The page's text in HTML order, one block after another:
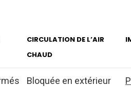
CIRCULATION DE L’AIR
CHAUD
Bloquée en extérieur